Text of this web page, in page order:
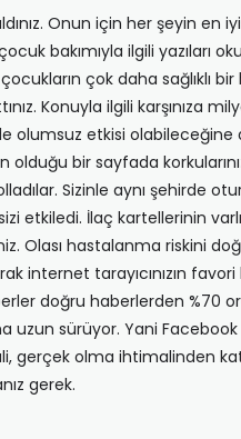
Onun için her şeyin
bakımıyla ilgili yazıları
çocukların çok daha
Konuyla ilgili karşınıza
olumsuz etkisi
olduğu bir sayfada
Sizinle aynı şehirde
etkiledi. İlaç kartellerinin
Olası hastalanma riskini
internet tarayıcınızın
doğru haberlerden %70
sürüyor. Yani
gerçek olma ihtimalinden
gerek.